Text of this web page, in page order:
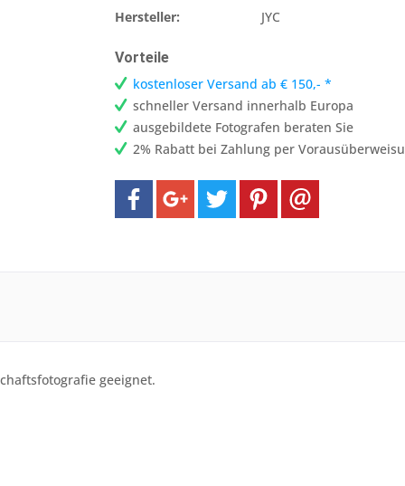
Hersteller:
JYC
Vorteile
kostenloser Versand ab € 150,- *
schneller Versand innerhalb Europa
ausgebildete Fotografen beraten Sie
2% Rabatt bei Zahlung per
geeignet.